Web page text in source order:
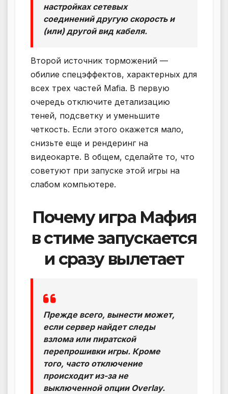
настройках сетевых
соединений другую скорость и
(или) другой вид кабеля.
Второй источник торможений —
обилие спецэффектов, характерных для
всех трех частей Mafia. В первую
очередь отключите детализацию
теней, подсветку и уменьшите
четкость. Если этого окажется мало,
снизьте еще и рендеринг на
видеокарте. В общем, сделайте то, что
советуют при запуске этой игры на
слабом компьютере.
Почему игра Мафия
в стиме запускается
и сразу вылетает
Прежде всего, вынести может,
если сервер найдет следы
взлома или пиратской
перепрошивки игры. Кроме
того, часто отключение
происходит из-за не
выключенной опции Overlay.